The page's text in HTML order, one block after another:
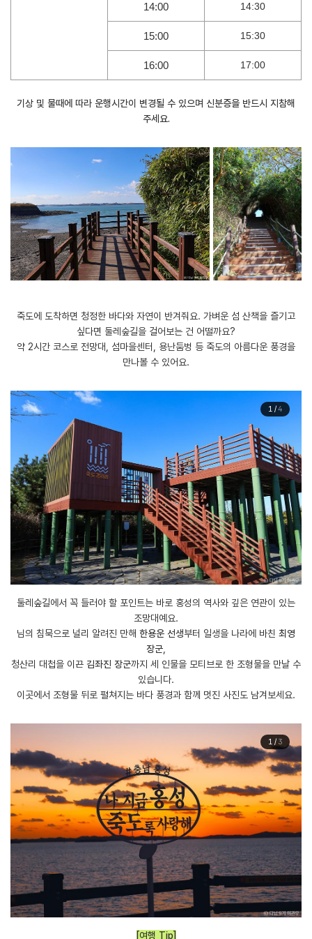
14:00 14:30
15:00 15:30
16:00 17:00
기상 및 물때에 따라 운행시간이 변경될 수 있으며 신분증을 반드시 지참해
주세요.
​죽도에 도착하면 청정한 바다와 자연이 반겨줘요. 가벼운 섬 산책을 즐기고
싶다면 둘레숲길을 걸어보는 건 어떨까요?
약 2시간 코스로 전망대, 섬마을센터, 용난둠벙 등 죽도의 아름다운 풍경을
만나볼 수 있어요.
1 /4
​둘레숲길에서 꼭 들러야 할 포인트는 바로 홍성의 역사와 깊은 연관이 있는
조망대예요.
님의 침묵으로 널리 알려진 만해 한용운 선생부터 일생을 나라에 바친 최영
장군
청산리 대첩을 이끈 김좌진 장군까지 세 인물을 모티브로 한 조형물을 만날 수
있습니다.
이곳에서 조형물 뒤로 펼쳐지는 바다 풍경과 함께 멋진 사진도 남겨보세요.
1 / 3
[여행 Tip]